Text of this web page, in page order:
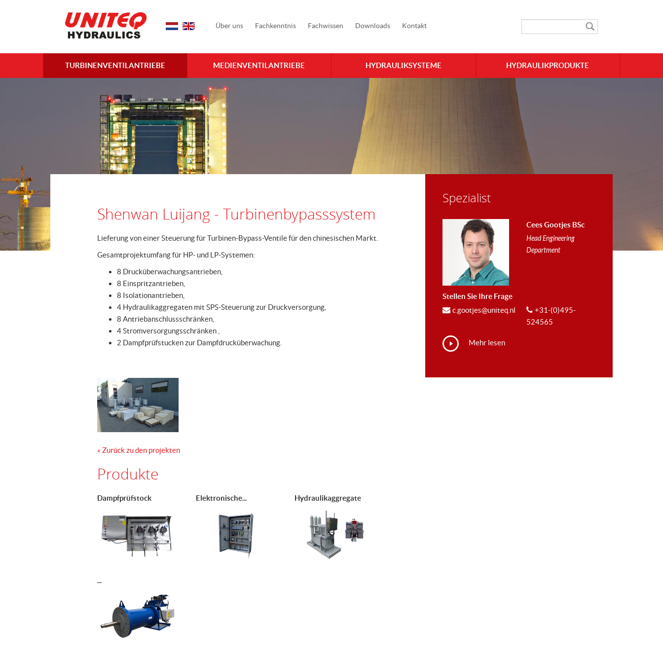
Über uns Fachkenntnis Fachwissen Downloads Kontakt
TURBINENVENTILANTRIEBE MEDIENVENTILANTRIEBE HYDRAULIKSYSTEME HYDRAULIKPRODUKTE
Shenwan Luijang - Turbinenbypasssystem
Lieferung von einer Steuerung für Turbinen-Bypass-Ventile für den chinesischen Markt.
Gesamtprojektumfang für HP- und LP-Systemen:
8 Drucküberwachungsantrieben,
8 Einspritzantrieben,
8 Isolationantrieben,
4 Hydraulikaggregaten mit SPS-Steuerung zur Druckversorgung,
8 Antriebanschlussschränken,
4 Stromversorgungsschränken ,
2 Dampfprüfstucken zur Dampfdrucküberwachung.
« Zurück zu den projekten
Produkte
Dampfprüfstock Elektronische... Hydraulikaggregate
...
Spezialist
Cees Gootjes BSc
Head Engineering
Department
Stellen Sie Ihre Frage
c.gootjes@uniteq.nl
+31-(0)495-
524565
Mehr lesen